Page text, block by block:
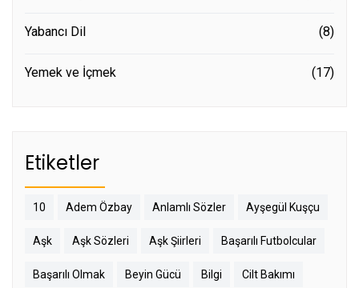
Yabancı Dil (8)
Yemek ve İçmek (17)
Etiketler
10 Adem Özbay Anlamlı Sözler Ayşegül Kuşçu
Aşk Aşk Sözleri Aşk Şiirleri Başarılı Futbolcular
Başarılı Olmak Beyin Gücü Bilgi Cilt Bakımı